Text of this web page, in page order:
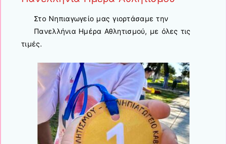
Στο Νηπιαγωγείο μας γιορτάσαμε την
Πανελλήνια Ημέρα Αθλητισμού, με όλες τις
τιμές.